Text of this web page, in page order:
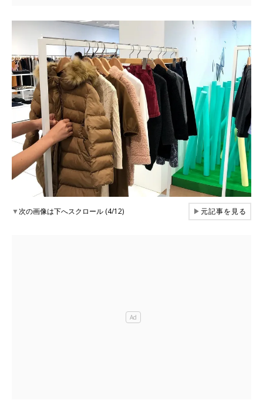
▼次の画像は下へスクロール (4/12) ▶元記事を見る